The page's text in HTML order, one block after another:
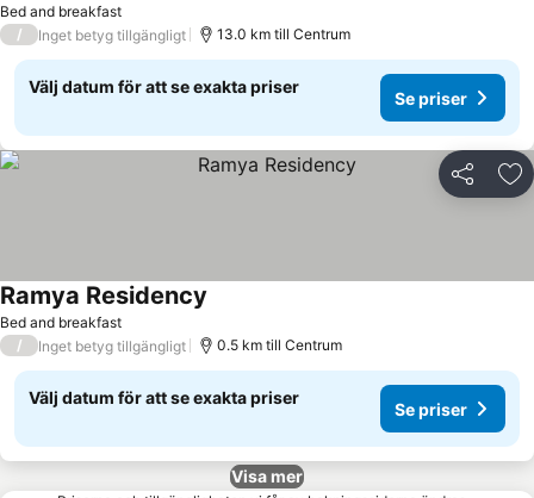
Bed and breakfast
/ Inget betyg tillgängligt 13.0 km till Centrum
Välj datum för att se exakta priser
Se priser
Dela
Bed and breakfast
Ramya Residency
/ Inget betyg tillgängligt 0.5 km till Centrum
Välj datum för att se exakta priser
Se priser
Visa mer